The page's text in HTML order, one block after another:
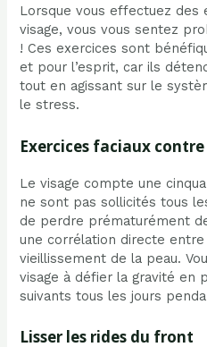
Lorsque vous effectuez des
visage, vous vous sentez
! Ces exercices sont
et pour l’esprit, car ils
tout en agissant sur le
le stress.
Exercices faciaux
Le visage compte une
ne sont pas sollicités tous
de perdre prématurément
une corrélation directe
vieillissement de la peau.
visage à défier la gravité en
suivants tous les jours
Lisser les rides du front